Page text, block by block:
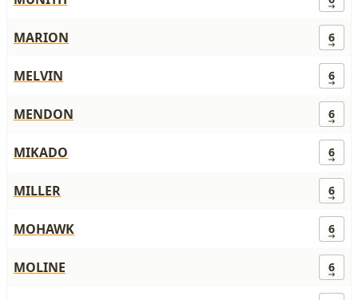
MARION 6
MELVIN 6
MENDON 6
MIKADO 6
MILLER 6
MOHAWK 6
MOLINE 6